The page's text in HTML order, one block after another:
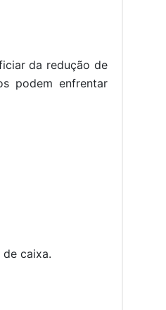
da redução de
podem enfrentar
caixa.